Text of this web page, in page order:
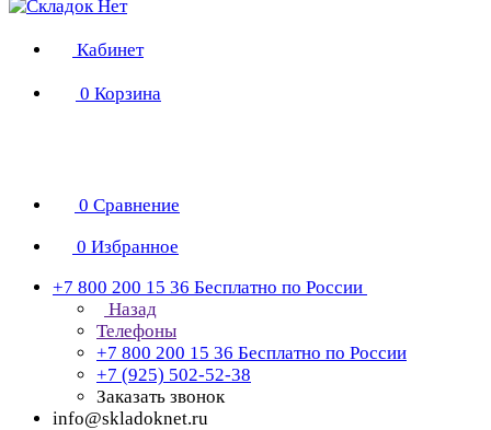
Кабинет
0 Корзина
0 Сравнение
0 Избранное
+7 800 200 15 36 Бесплатно по России
Назад
Телефоны
+7 800 200 15 36 Бесплатно по России
+7 (925) 502-52-38
Заказать звонок
info@skladoknet.ru